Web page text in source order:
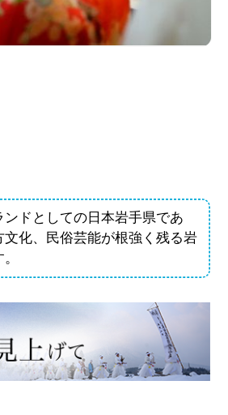
ンドとしての日本岩手県であ
化、民俗芸能が根強く残る岩